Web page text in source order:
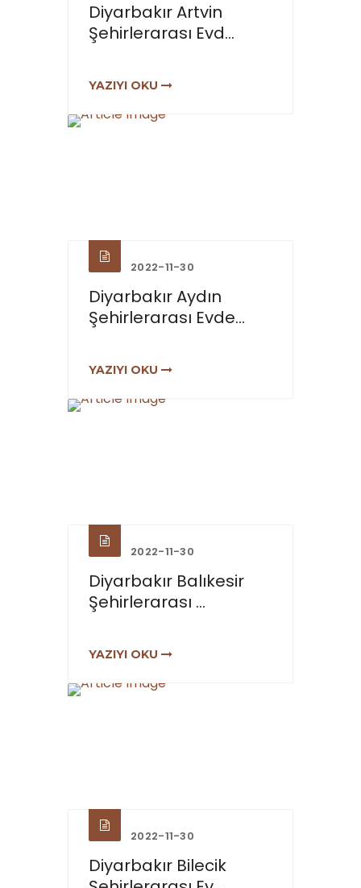
Diyarbakır Artvin
Şehirlerarası Evd...
YAZIYI OKU
2022-11-30
Diyarbakır Aydın
Şehirlerarası Evde...
YAZIYI OKU
2022-11-30
Diyarbakır Balıkesir
Şehirlerarası ...
YAZIYI OKU
2022-11-30
Diyarbakır Bilecik